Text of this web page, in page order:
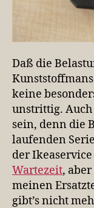
Daß die
keine
unstrittig. Auch
sein, denn die
laufenden
der Ikeaservice
Wartezeit,
meinen
gibt’s nicht